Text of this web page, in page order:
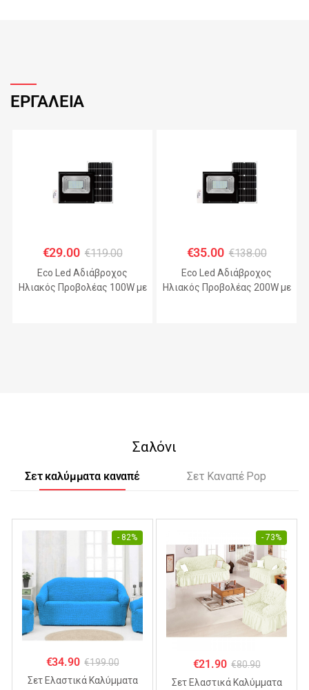
ΕΡΓΑΛΕΙΑ
€29.00 €119.00
Eco Led Αδιάβροχος
Ηλιακός Προβολέας 100W με
€35.00 €138.00
Eco Led Αδιάβροχος
Ηλιακός Προβολέας 200W με
Σαλόνι
Σετ καλύμματα καναπέ Σετ Καναπέ Pop
- 82%
€34.90 €199.00
Σετ Ελαστικά Καλύμματα
- 73%
€21.90 €80.90
Σετ Ελαστικά Καλύμματα